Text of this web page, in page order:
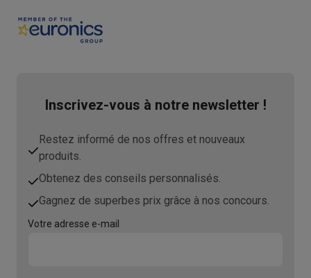
Inscrivez-vous à notre newsletter !
Restez informé de nos offres et nouveaux
produits.
Obtenez des conseils personnalisés.
Gagnez de superbes prix grâce à nos concours.
Votre adresse e-mail